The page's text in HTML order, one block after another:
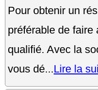
Pour obtenir un
préférable de faire
qualifié. Avec la
vous dé...Lire la